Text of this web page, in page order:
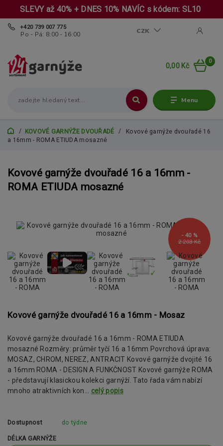
SLEVY až 40% + DNES 10% NAVÍC s kódem: SL10
Menu
CZK
+420 739 007 775
Po - Pá: 8:00 - 16:00
0
0,00 Kč
KOVOVÉ GARNÝŽE DVOUŘADÉ
Kovové garnýže dvouřadé 16
a 16mm - ROMA ETIUDA mosazné
Kovové garnýže dvouřadé 16 a 16mm -
ROMA ETIUDA mosazné
2 203 Kč
- 40 %
Kovové garnýže dvouřadé 16 a 16mm - Mosaz
Kovové garnýže dvouřadé 16 a 16mm - ROMA ETIUDA
mosazné Rozměry: průměr tyčí 16 a 16mm Povrchová úprava:
MOSAZ, CHROM, NEREZ, ANTRACIT Kovové garnýže dvojité 16
a 16mm ROMA - DESIGN A FUNKČNOST Kovové garnýže ROMA
- představují klasickou kolekci garnýží. Tato řada vám nabízí
mnoho atraktivních kon... celý popis
Dostupnost do týdne
DÉLKA GARNÝŽE